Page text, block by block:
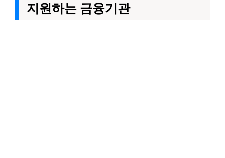
지원하는 금융기관